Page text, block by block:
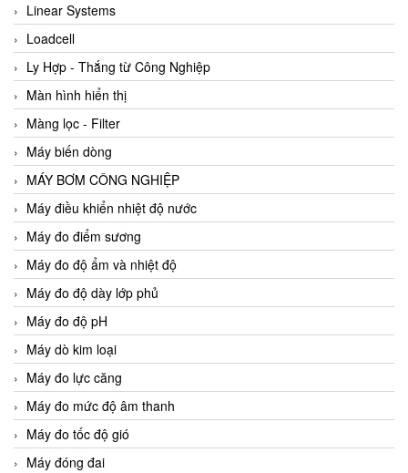
Linear Systems
Loadcell
Ly Hợp - Thắng từ Công Nghiệp
Màn hình hiển thị
Màng lọc - Filter
Máy biến dòng
MÁY BƠM CÔNG NGHIỆP
Máy điều khiển nhiệt độ nước
Máy đo điểm sương
Máy đo độ ẩm và nhiệt độ
Máy đo độ dày lớp phủ
Máy đo độ pH
Máy dò kim loại
Máy đo lực căng
Máy đo mức độ âm thanh
Máy đo tốc độ gió
Máy đóng đai